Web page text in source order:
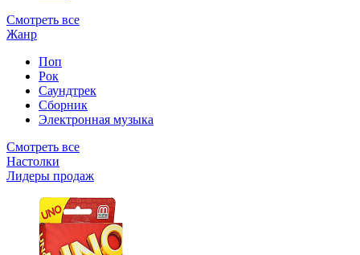
Смотреть все
Жанр
Поп
Рок
Саундтрек
Сборник
Электронная музыка
Смотреть все
Настолки
Лидеры продаж